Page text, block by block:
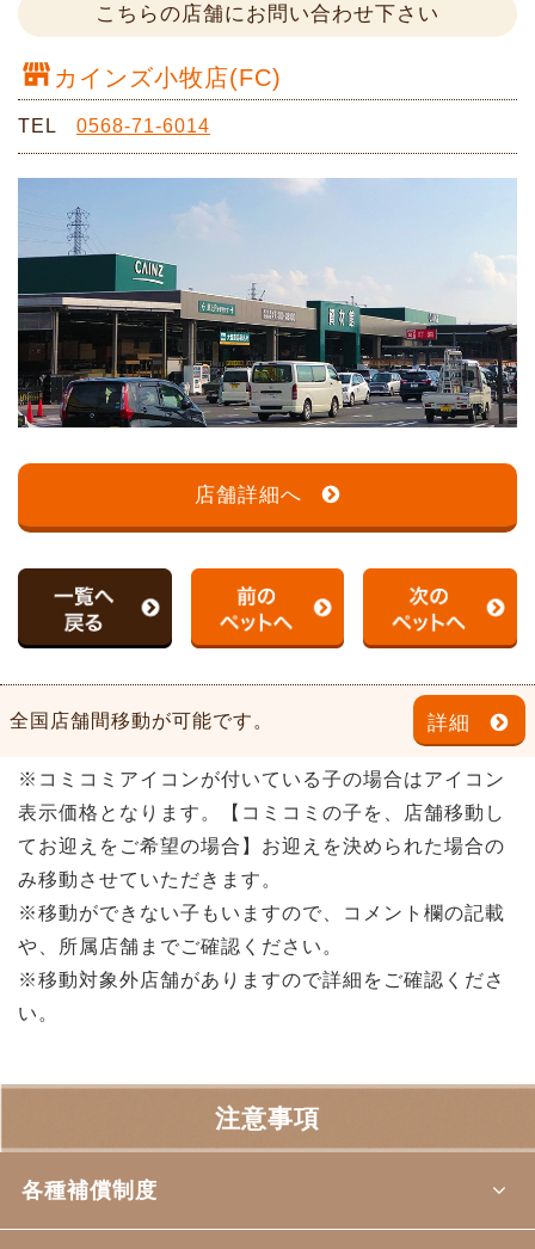
こちらの店舗にお問い合わせ下さい
カインズ小牧店(FC)
TEL 0568-71-6014
店舗詳細へ
全国店舗間移動が可能です。 詳細
※コミコミアイコンが付いている子の場合はアイコン
表示価格となります。【コミコミの子を、店舗移動し
てお迎えをご希望の場合】お迎えを決められた場合の
み移動させていただきます。
※移動ができない子もいますので、コメント欄の記載
や、所属店舗までご確認ください。
※移動対象外店舗がありますので詳細をご確認くださ
い。
注意事項
各種補償制度